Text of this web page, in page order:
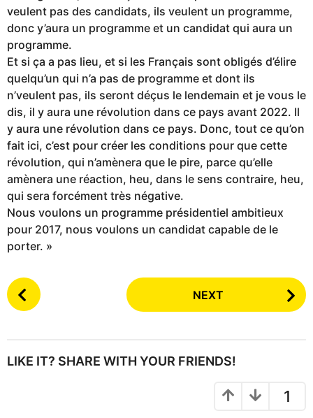
veulent pas des candidats, ils veulent un programme,
donc y’aura un programme et un candidat qui aura un
programme.
Et si ça a pas lieu, et si les Français sont obligés d’élire
quelqu’un qui n’a pas de programme et dont ils
n’veulent pas, ils seront déçus le lendemain et je vous le
dis, il y aura une révolution dans ce pays avant 2022. Il
y aura une révolution dans ce pays. Donc, tout ce qu’on
fait ici, c’est pour créer les conditions pour que cette
révolution, qui n’amènera que le pire, parce qu’elle
amènera une réaction, heu, dans le sens contraire, heu,
qui sera forcément très négative.
Nous voulons un programme présidentiel ambitieux
pour 2017, nous voulons un candidat capable de le
porter. »
P
o
P
NEXT
LIKE IT? SHARE WITH YOUR FRIENDS!
1